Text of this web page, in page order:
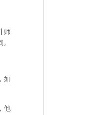
师
如
他